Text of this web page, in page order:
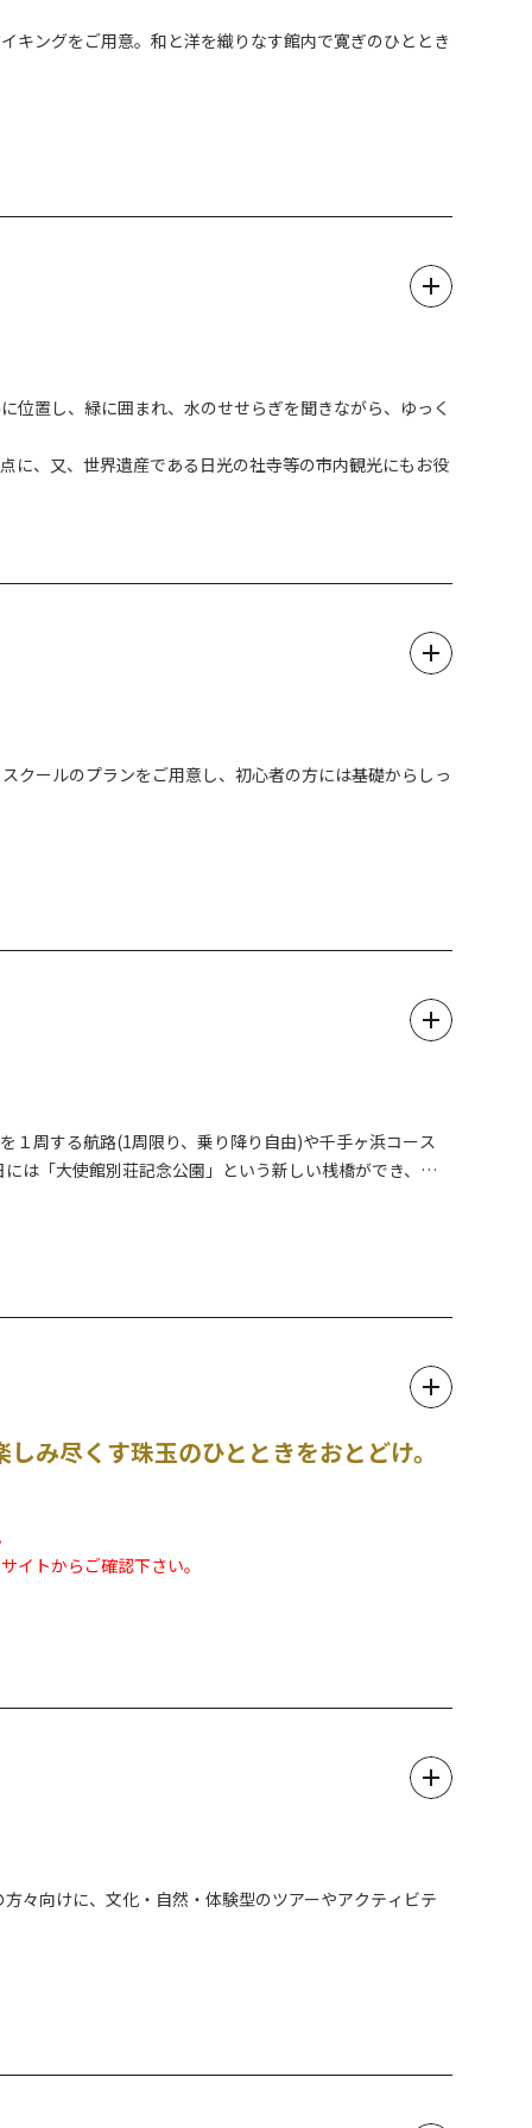
しい紅葉に包まれる。
キングをご用意。和と洋を織りなす館内で寛ぎのひととき
位置し、緑に囲まれ、水のせせらぎを聞きながら、ゆっく
に、又、世界遺産である日光の社寺等の市内観光にもお役
クールのプランをご用意し、初心者の方には基礎からしっ
１周する航路(1周限り、乗り降り自由)や千手ヶ浜コース
は「大使館別荘記念公園」という新しい桟橋ができ、こ
み尽くす珠玉のひとときをおとどけ。
イトからご確認下さい。
々向けに、文化・自然・体験型のツアーやアクティビテ